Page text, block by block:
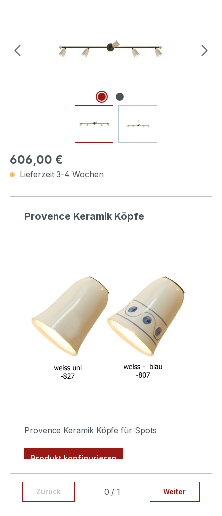
606,00 €
Lieferzeit 3-4 Wochen
Provence Keramik Köpfe
Provence Keramik Köpfe für Spots
Produkt konfigurieren
Zurück 0 / 1 Weiter